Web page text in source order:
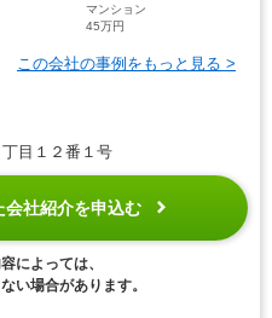
マンション
45万円
この会社の事例をもっと見る >
目１２番１号
会社紹介を申込む
によっては、
い場合があります。